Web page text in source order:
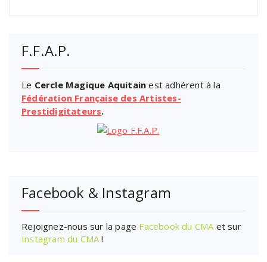
F.F.A.P.
Le Cercle Magique Aquitain est adhérent à la
Fédération Française des Artistes-
Prestidigitateurs.
Facebook & Instagram
Rejoignez-nous sur la page Facebook du CMAet sur
Instagram du CMA!